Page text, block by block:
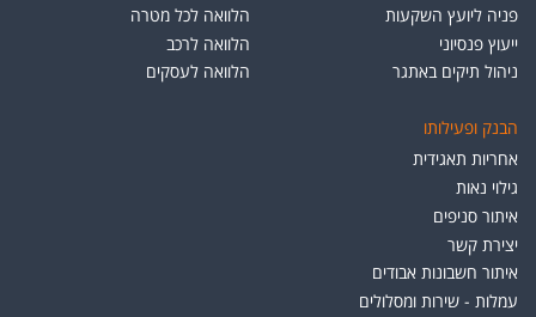
פניה ליועץ השקעות
ייעוץ פנסיוני
ניהול תיקים באתגר
הלוואה לכל מטרה
הלוואה לרכב
הלוואה לעסקים
הבנק ופעילותו
אחריות תאגידית
גילוי נאות
איתור סניפים
יצירת קשר
איתור חשבונות אבודים
עמלות - שירות ומסלולים